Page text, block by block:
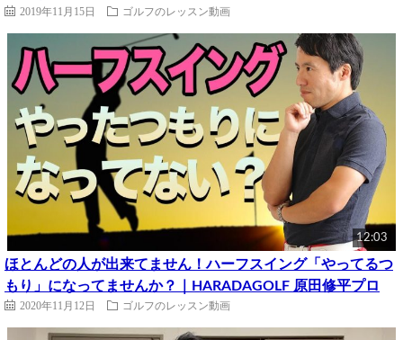
2019年11月15日 ゴルフのレッスン動画
12:03
ほとんどの人が出来てません！ハーフスイング「やってるつ
もり」になってませんか？｜HARADAGOLF 原田修平プロ
2020年11月12日 ゴルフのレッスン動画